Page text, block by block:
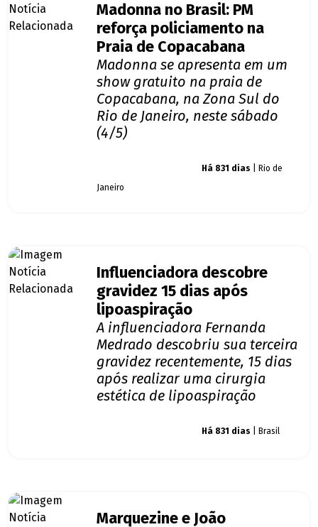
Madonna no Brasil: PM
reforça policiamento na
Praia de Copacabana
Madonna se apresenta em um
show gratuito na praia de
Copacabana, na Zona Sul do
Rio de Janeiro, neste sábado
(4/5)
Há 831 dias | Rio de
Janeiro
Influenciadora descobre
gravidez 15 dias após
lipoaspiração
A influenciadora Fernanda
Medrado descobriu sua terceira
gravidez recentemente, 15 dias
após realizar uma cirurgia
estética de lipoaspiração
Há 831 dias | Brasil
Marquezine e João